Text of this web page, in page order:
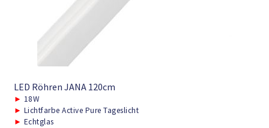
LED Röhren JANA 120cm
► 18W
► Lichtfarbe Active Pure Tageslicht
► Echtglas